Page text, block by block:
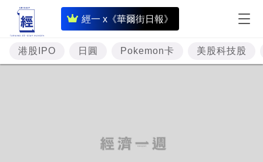
經一 x《華爾街日報》
即
時
財
經
港股IPO 日圓 Pokemon卡 美股科技股